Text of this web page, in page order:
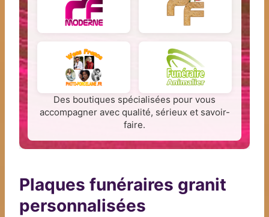
Des boutiques spécialisées pour vous
accompagner avec qualité, sérieux et savoir-
faire.
Plaques funéraires granit
personnalisées